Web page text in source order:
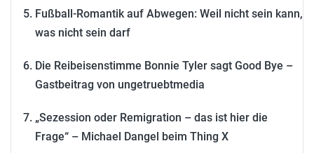
Fußball-Romantik auf Abwegen: Weil nicht sein kann,
was nicht sein darf
Die Reibeisenstimme Bonnie Tyler sagt Good Bye –
Gastbeitrag von ungetruebtmedia
„Sezession oder Remigration – das ist hier die
Frage“ – Michael Dangel beim Thing X